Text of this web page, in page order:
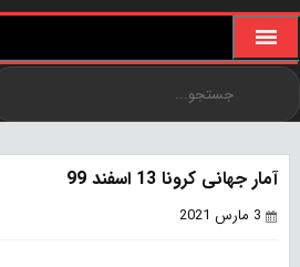
آمار جهانی کرونا 13 اسفند 99
3 مارس 2021